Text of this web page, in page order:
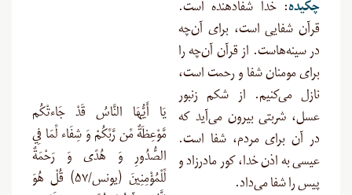
چکیده:خدا شفادهنده است.
قرآن شفایی است، برای آن‌چه
در سینه‌‌هاست. از قرآن آن‌چه را
برای مومنان شفا و رحمت است،
نازل می‌کنیم. از شکم زنبور
عسل، شربتی بیرون می‌آید که
در آن برای مردم، شفا است.
عیسی به اذن خدا، کور مادرزاد و
پیس را شفا می‌داد.
يَا أَيُّهَا النَّاسُ قَدْ جَاءتْكُم
مَّوْعِظَةٌ مِّن رَّبِّكُمْ وَ شِفَاء لِّمَا فِي
الصُّدُورِ وَ هُدًى وَ رَحْمَةٌ
لِّلْمُؤْمِنِينَ (یونس/۵۷) قُلْ هُوَ